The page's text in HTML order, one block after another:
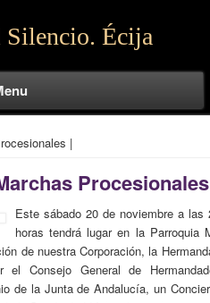
Silencio. Écija
aquí |
Este sábado 20 de noviembre a las
horas tendrá lugar en la Parroquia
de nuestra Corporación, la
el Consejo General de
de la Junta de Andalucía, un